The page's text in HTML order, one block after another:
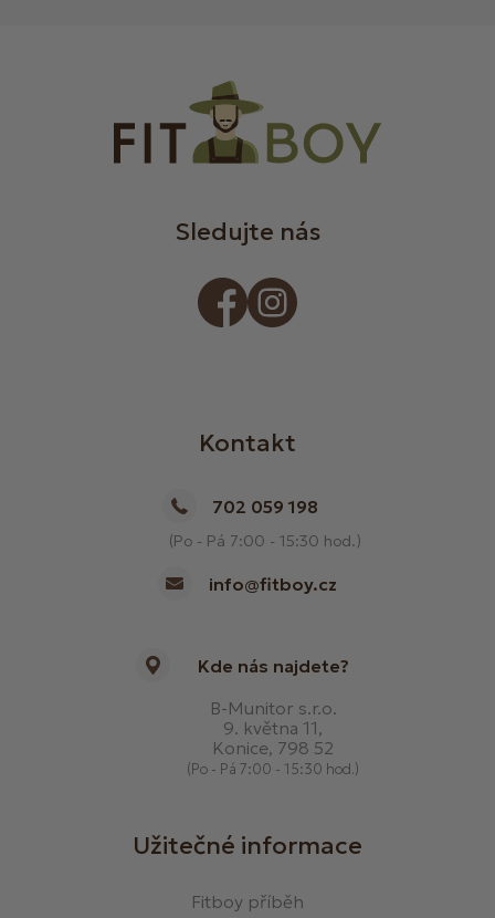
Sledujte nás
Kontakt
702 059 198
(Po - Pá 7:00 - 15:30 hod.)
info@fitboy.cz
Kde nás najdete?
B-Munitor s.r.o.
9. května 11,
Konice, 798 52
(Po - Pá 7:00 - 15:30 hod.)
Užitečné informace
Fitboy příběh